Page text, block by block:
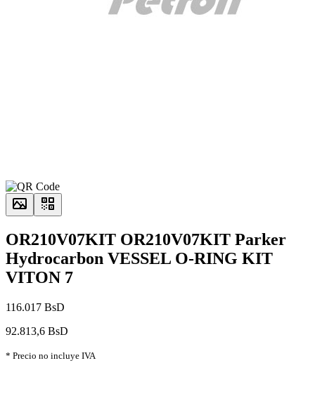
OR210V07KIT OR210V07KIT Parker
Hydrocarbon VESSEL O-RING KIT
VITON 7
116.017 BsD
92.813,6 BsD
* Precio no incluye IVA